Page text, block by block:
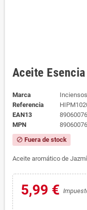
Aceite
Marca
Referencia
EAN13
MPN
block Fuera de stock
Aceite aromático de
5,99 €